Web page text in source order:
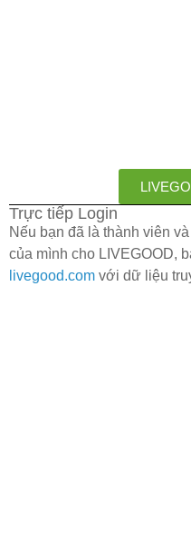
Trực tiếp Login
Nếu bạn đã là thành viên
của mình cho LIVEGOOD,
livegood.com với dữ liệu